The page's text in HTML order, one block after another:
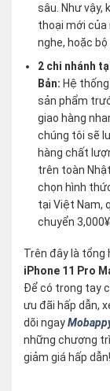
sâu. Như vậy,
thoại mới của
nghe, hoặc
2 chi nhánh
Bản: Hệ
sản phẩm
giao hàng
chúng tôi sẽ
hàng chất
trên toàn
chọn hình
tại Việt Nam,
chuyển
Trên đây là
iPhone 11 Pro
Để có trong tay
ưu đãi hấp dẫn,
dõi ngay
những chương
giảm giá hấp dẫn!